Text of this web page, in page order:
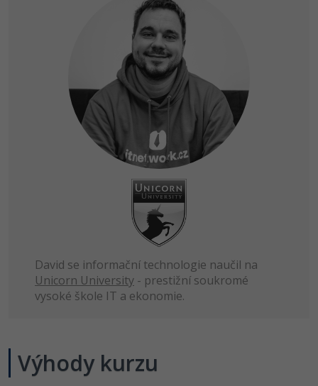
-25%
Copywriting -30%
MS Office -80%
Google Dokumenty
Time management
Sítě
Kybernetická bezpečnost
Fórum
Adobe After Effects
Fotografování -80%
Video
David se informační technologie naučil na
Unicorn University - prestižní soukromé
vysoké škole IT a ekonomie.
Výhody kurzu